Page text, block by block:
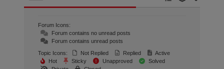
Forum Icons:
Forum contains no unread posts
Forum contains unread posts
Topic Icons:
Not Replied Replied
Active
Hot
Sticky Unapproved
Solved